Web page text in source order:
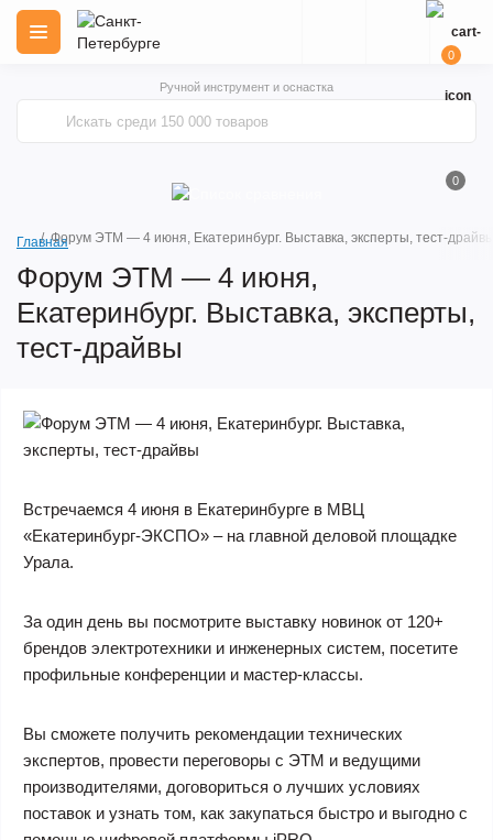
Ручной инструмент и оснастка
0
0
ГлавнаяФорум ЭТМ — 4 июня, Екатеринбург. Выставка, эксперты,
Форум ЭТМ — 4 июня,
Екатеринбург. Выставка, эксперты,
тест‑драйвы
Встречаемся 4 июня в Екатеринбурге в МВЦ
«Екатеринбург-ЭКСПО» – на главной деловой площадке
Урала.
За один день вы посмотрите выставку новинок от 120+
брендов электротехники и инженерных систем, посетите
профильные конференции и мастер-классы.
Вы сможете получить рекомендации технических
экспертов, провести переговоры с ЭТМ и ведущими
производителями, договориться о лучших условиях
поставок и узнать том, как закупаться быстро и выгодно с